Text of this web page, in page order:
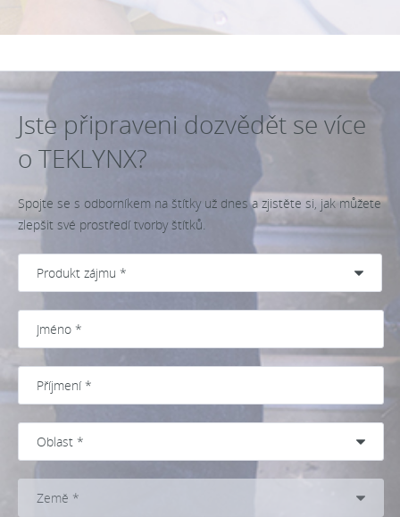
Jste připraveni dozvědět se více
o TEKLYNX?
Spojte se s odborníkem na štítky už dnes a zjistěte si, jak můžete
zlepšit své prostředí tvorby štítků.